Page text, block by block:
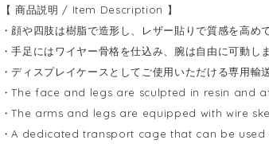
【 商品説明 / Item Description 】
・顔や四肢は樹脂で造形し、レザー貼りで質感を高め
・手足にはワイヤー骨格を仕込み、腕は自由に可動しま
・ディスプレイケースとしてご使用いただける専用輸
・The face and legs are sculpted in resin and
・The arms and legs are equipped with wire
・A dedicated transport cage that can be